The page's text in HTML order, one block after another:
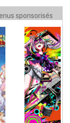
sponsorisés